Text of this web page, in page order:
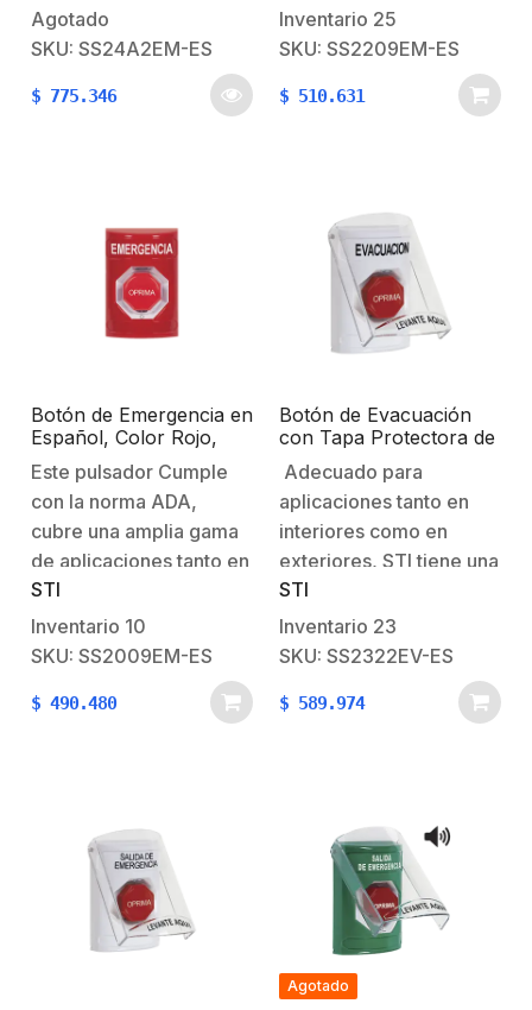
interiores. El botón
incorpora un diseño
cubierta transparente
Agotado
SKU: SS24A2EM-ES
$ 775.346
exteriores. La estación
está moldeada de
resistente e incluye un
policarbonato está
respaldado…
Inventario 25
SKU: SS2209EM-ES
$ 510.631
Botón de Emergencia en
Español, Color Rojo,
Acción Mantenida, Girar
para Restablecer y LED
Multicolor
Este pulsador Cumple
con la norma ADA,
cubre una amplia gama
de aplicaciones tanto en
interiores como en
exteriores. La estación
está moldeada de
resistente e incluye un
policarbonato está
respaldado…
STI
Inventario 10
SKU: SS2009EM-ES
$ 490.480
Botón de Evacuación
con Tapa Protectora de
Policarbonato / Súper
Resistente y
Restablecimiento con
Llave / Doble Salida de
Relevador
Adecuado para
aplicaciones tanto en
interiores como en
exteriores, STI tiene una
variedad de botones de
emergencia,
interruptores sin
contacto, botones de
alarma contra incendios,
interruptores de botón
pulsador
multipropósito. Muchos
son UL, cUL y…
STI
Inventario 23
SKU: SS2322EV-ES
$ 589.974
Agotado